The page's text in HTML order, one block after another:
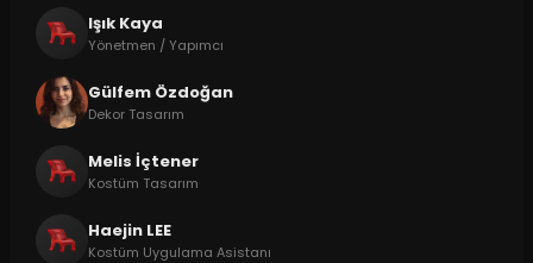
Işık Kaya
Yönetmen / Yapımcı
Gülfem Özdoğan
Dekor Tasarım
Melis İçtener
Kostüm Tasarım
Haejin LEE
Kostüm Uygulama Asistanı